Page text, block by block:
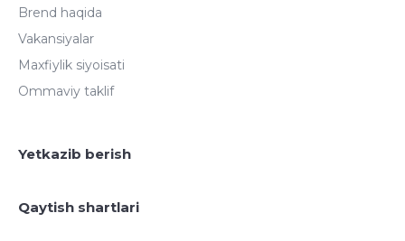
Brend haqida
Vakansiyalar
Maxfiylik siyoisati
Ommaviy taklif
Yetkazib berish
Qaytish shartlari